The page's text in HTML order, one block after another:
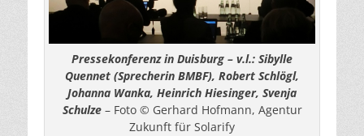
Pressekonferenz in Duisburg – v.l.: Sibylle
Quennet (Sprecherin BMBF), Robert Schlögl,
Johanna Wanka, Heinrich Hiesinger, Svenja
Schulze– Foto © Gerhard Hofmann, Agentur
Zukunft für Solarify